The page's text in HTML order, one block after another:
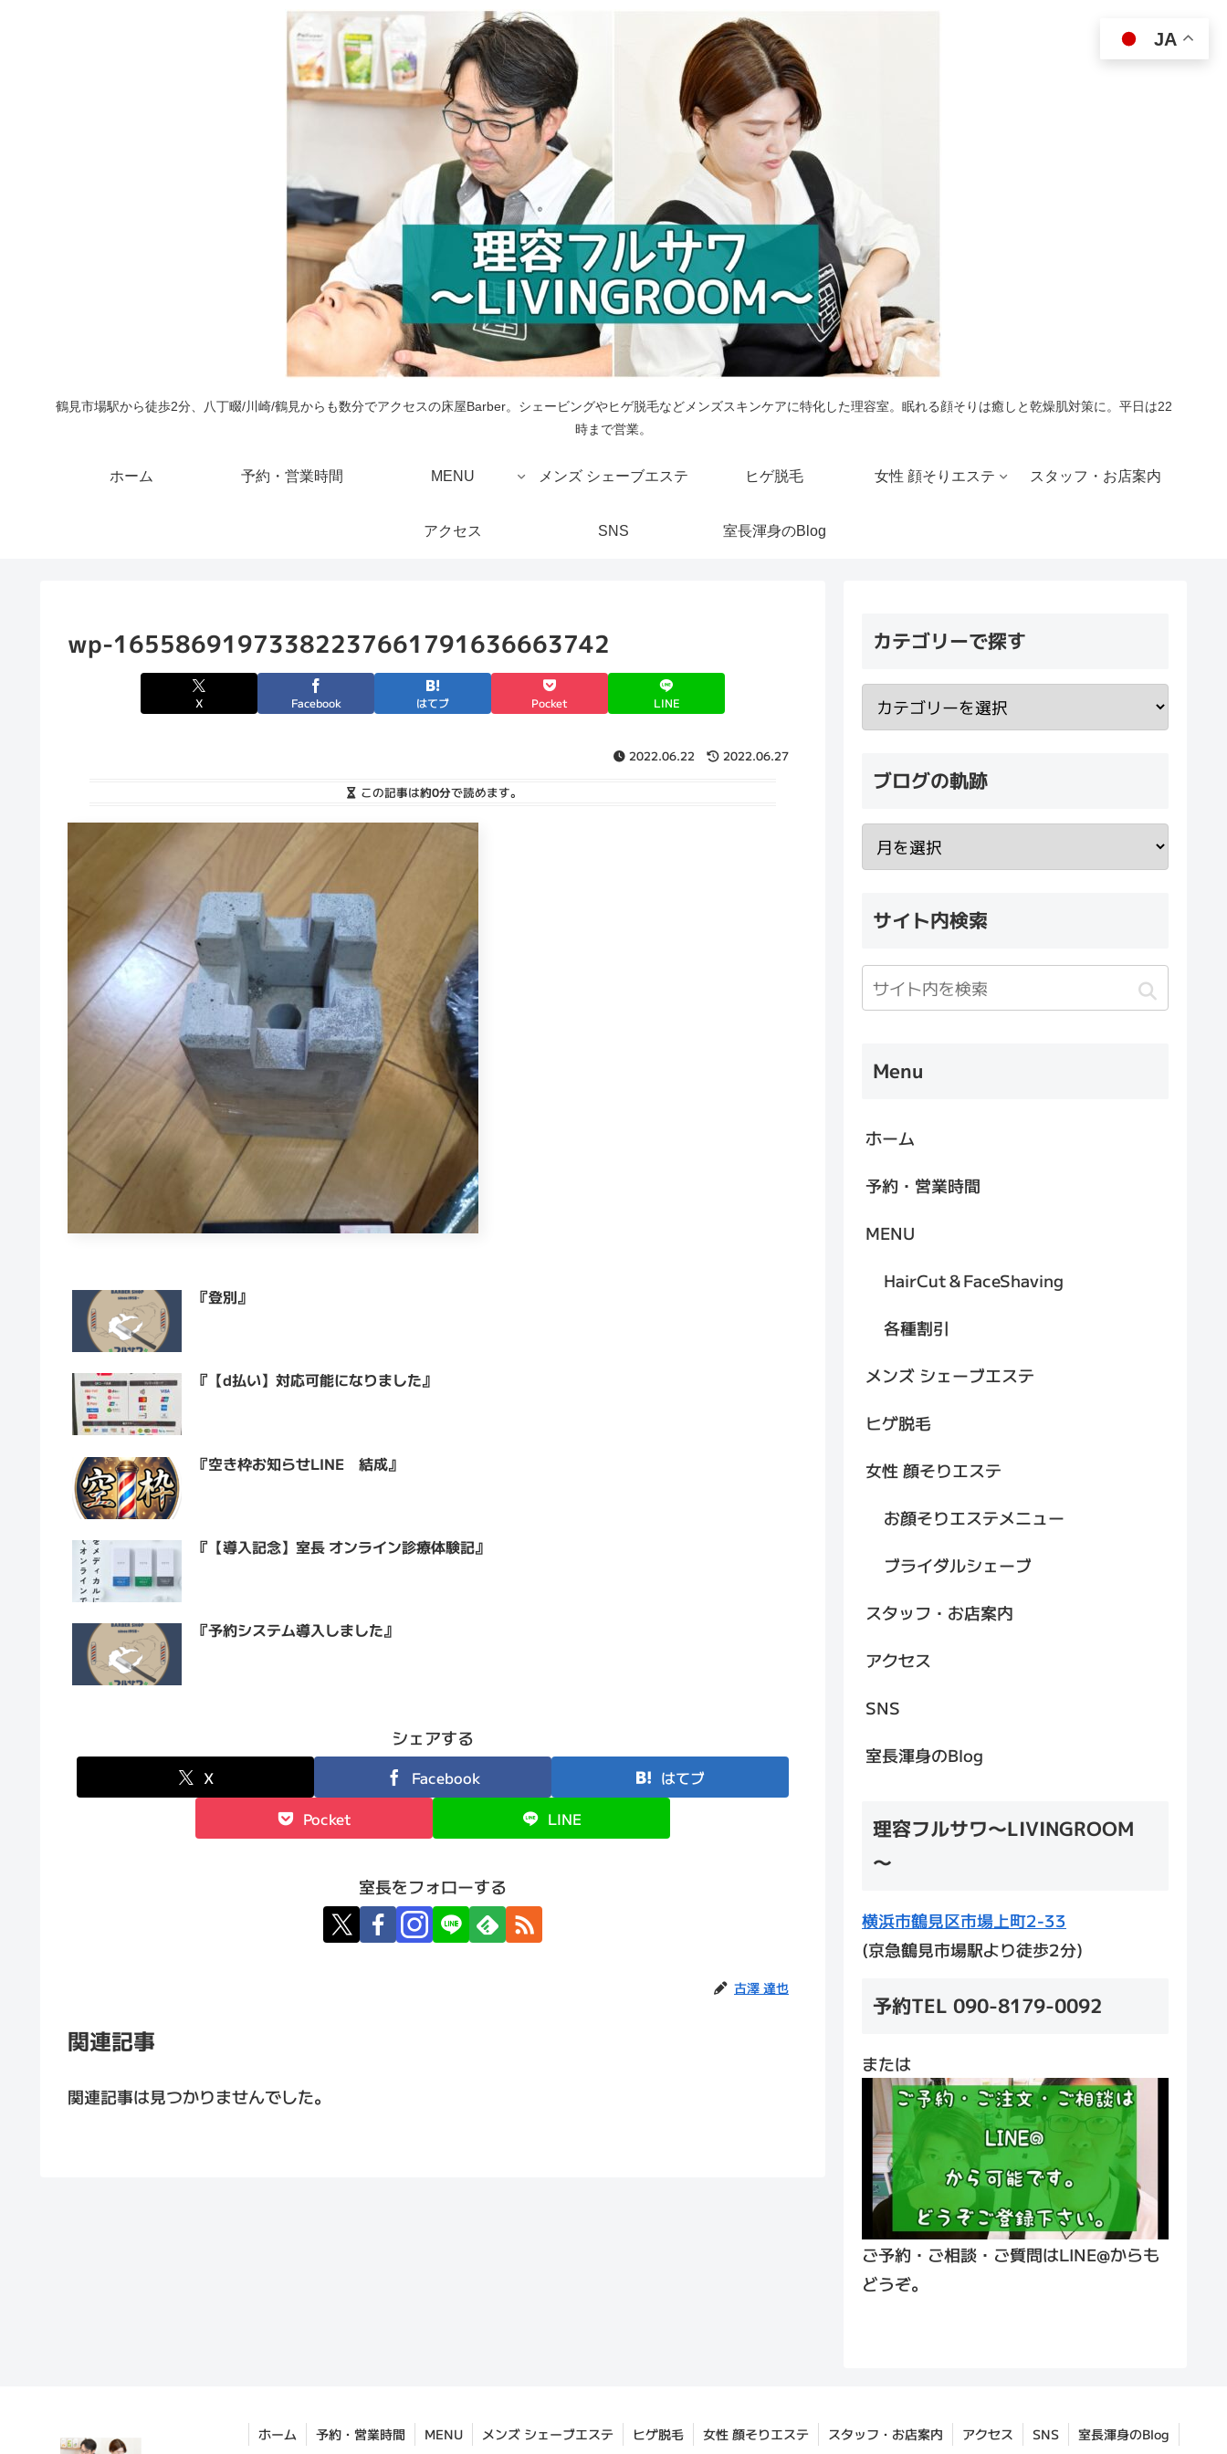
鶴見市場駅から徒歩2分、八丁畷/川崎/鶴見からも数分でアクセスの床屋Barber。シェービングやヒゲ脱毛などメンズスキンケアに特化した理容室。眠れる顔そりは癒しと乾燥肌対策に。平日は22
時まで営業。
ホーム 予約・営業時間 MENU メンズ シェーブエステ ヒゲ脱毛 女性 顔そりエステ スタッフ・お店案内
アクセス SNS 室長渾身のBlog
wp-16558691973382237661791636663742
X Facebook はてブ Pocket LINE
2022.06.22 2022.06.27
この記事は約0分で読めます。
『登別』
『【d払い】対応可能になりました』
『空き枠お知らせLINE 結成』
『【導入記念】室長 オンライン診療体験記』
『予約システム導入しました』
シェアする
X Facebook
はてブ
Pocket
LINE
室長をフォローする
古澤 達也
関連記事
関連記事は見つかりませんでした。
カテゴリーで探す
ブログの軌跡
サイト内検索
Menu
ホーム
予約・営業時間
MENU
HairCut＆FaceShaving
各種割引
メンズ シェーブエステ
ヒゲ脱毛
女性 顔そりエステ
お顔そりエステメニュー
ブライダルシェーブ
スタッフ・お店案内
アクセス
SNS
室長渾身のBlog
理容フルサワ～LIVINGROOM
～
横浜市鶴見区市場上町2-33
(京急鶴見市場駅より徒歩2分)
予約TEL 090-8179-0092
または
ご予約・ご相談・ご質問はLINE@からも
どうぞ。
ホーム 予約・営業時間 MENU メンズ シェーブエステ ヒゲ脱毛 女性 顔そりエステ スタッフ・お店案内 アクセス SNS 室長渾身のBlog
JA